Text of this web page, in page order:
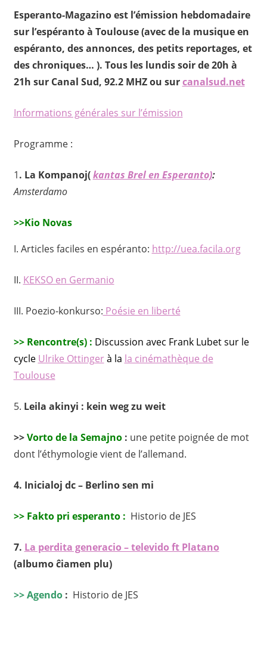
Esperanto-Magazino est l’émission hebdomadaire
sur l’espéranto à Toulouse (avec de la musique en
espéranto, des annonces, des petits reportages, et
des chroniques… ). Tous les lundis soir de 20h à
21h sur Canal Sud, 92.2 MHZ ou surcanalsud.net
Informations générales sur l’émission
Programme :
1. La Kompanoj(kantas Brel en Esperanto):
Amsterdamo
>>Kio Novas
I. Articles faciles en espéranto: http://uea.facila.org
II. KEKSO en Germanio
III. Poezio-konkurso: Poésie en liberté
>> Rencontre(s) : Discussion avec Frank Lubet sur le
cycle Ulrike Ottingerà la la cinémathèque de
Toulouse
5. Leila akinyi : kein weg zu weit
>>Vorto de la Semajno: une petite poignée de mot
dont l’éthymologie vient de l’allemand.
4. Inicialoj dc – Berlino sen mi
>> Fakto pri esperanto : Historio de JES
7. La perdita generacio – televido ft Platano
(albumo ĉiamen plu)
>> Agendo: Historio de JES